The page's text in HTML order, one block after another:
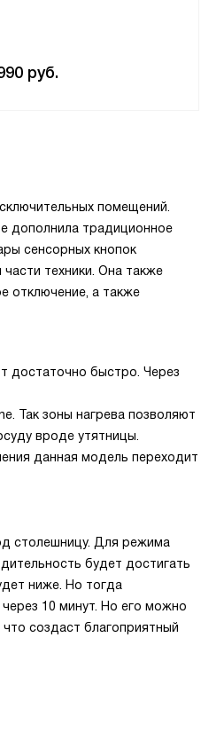
руб.
помещений.
дополнила традиционное
сенсорных кнопок
техники. Она также
отключение, а также
достаточно быстро. Через
Так зоны нагрева позволяют
вроде утятницы.
данная модель переходит
столешницу. Для режима
будет достигать
ниже. Но тогда
10 минут. Но его можно
создаст благоприятный